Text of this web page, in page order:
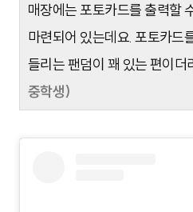
매장에는 포토카드를 출력할
마련되어 있는데요. 포토카드
들리는 팬덤이 꽤 있는 편이더
중학생)